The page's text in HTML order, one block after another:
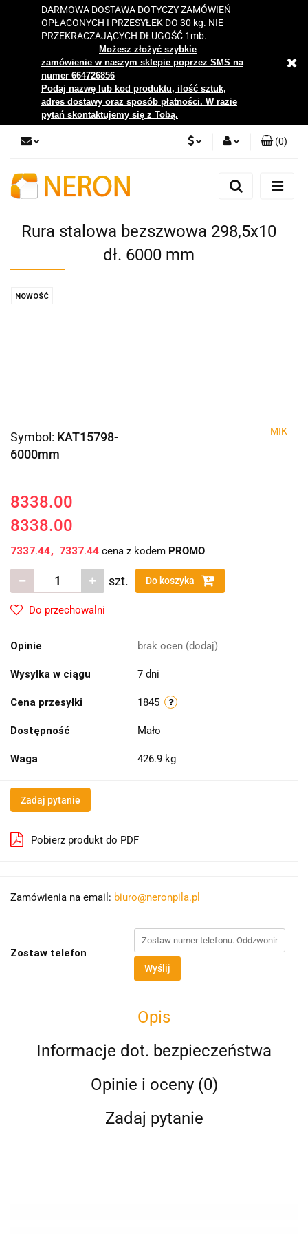
DARMOWA DOSTAWA DOTYCZY ZAMÓWIEŃ
OPŁACONYCH I PRZESYŁEK DO 30 kg. NIE
PRZEKRACZAJĄCYCH DŁUGOŚĆ 1mb.
Możesz złożyć szybkie
zamówienie w naszym sklepie poprzez SMS na
numer 664726856
Podaj nazwę lub kod produktu, ilość sztuk,
adres dostawy oraz sposób płatności. W razie
pytań skontaktujemy się z Tobą.
Zaloguj się
Zgody cookies
(0)
Rura stalowa bezszwowa 298,5x10
dł. 6000 mm
NOWOŚĆ
Symbol: KAT15798-
6000mm
MIK
8338.00
8338.00
7337.44 7337.44 cena z kodem PROMO
szt. Do koszyka
Do przechowalni
Opinie brak ocen (dodaj)
Wysyłka w ciągu 7 dni
Cena przesyłki 1845
Dostępność Mało
Waga 426.9 kg
Zadaj pytanie
Pobierz produkt do PDF
Zamówienia na email: biuro@neronpila.pl
Zostaw telefon
Wyślij
Opis
Informacje dot. bezpieczeństwa
Opinie i oceny (0)
Zadaj pytanie